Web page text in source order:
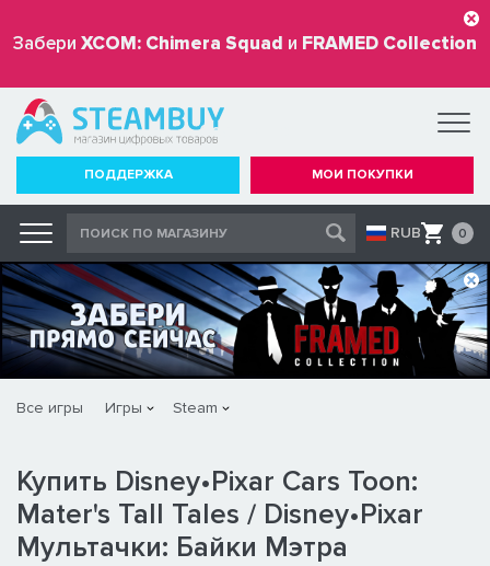
Забери XCOM: Chimera Squad и FRAMED Collection
бесплатно
ПОДДЕРЖКА МОИ ПОКУПКИ
RUB 0
Все игры Игры Steam
Купить Disney•Pixar Cars Toon:
Mater's Tall Tales / Disney•Pixar
Мультачки: Байки Мэтра